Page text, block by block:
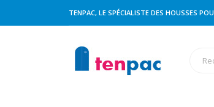
TENPAC, LE SPÉCIALISTE DES HOUSSES